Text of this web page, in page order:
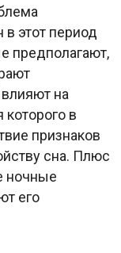
в этот период
предполагают,
на
которого в
признаков
сна. Плюс
ночные
его